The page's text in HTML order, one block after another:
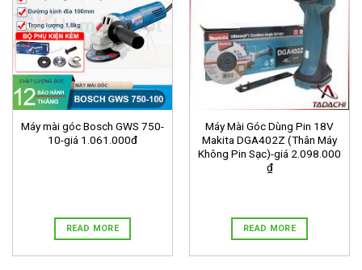
Máy mài góc Bosch GWS 750-
10-giá 1.061.000đ
READ MORE
Máy Mài Góc Dùng Pin 18V
Makita DGA402Z (Thân Máy
Không Pin Sạc)-giá 2.098.000
₫
READ MORE